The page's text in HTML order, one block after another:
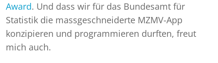
Award. Und dass wir für das Bundesamt für
Statistik die massgeschneiderte MZMV-App
konzipieren und programmieren durften, freut
mich auch.